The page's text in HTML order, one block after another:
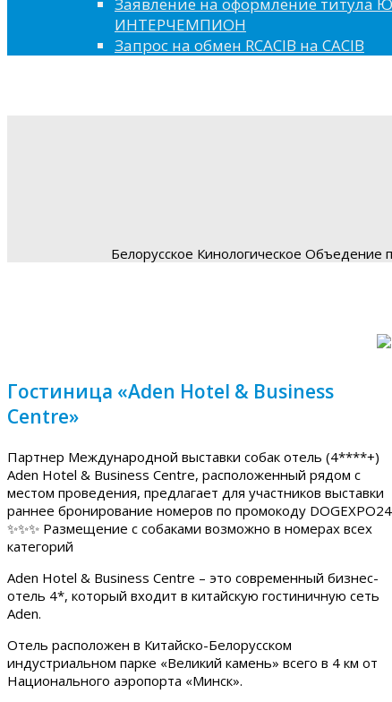
ИНТЕРЧЕМПИОН
Запрос на обмен RCACIB на CACIB
Белорусское Кинологическое Объедение
Гостиница «Aden Hotel & Business
Centre»
Партнер Международной выставки собак отель (4****+)
Aden Hotel & Business Centre, расположенный рядом с
местом проведения, предлагает для участников выставки
раннее бронирование номеров по промокоду DOGEXPO24
✨✨✨ Размещение с собаками возможно в номерах всех
категорий
Aden Hotel & Business Centre – это современный бизнес-
отель 4*, который входит в китайскую гостиничную сеть
Aden.
Отель расположен в Китайско-Белорусском
индустриальном парке «Великий камень» всего в 4 км от
Национального аэропорта «Минск».